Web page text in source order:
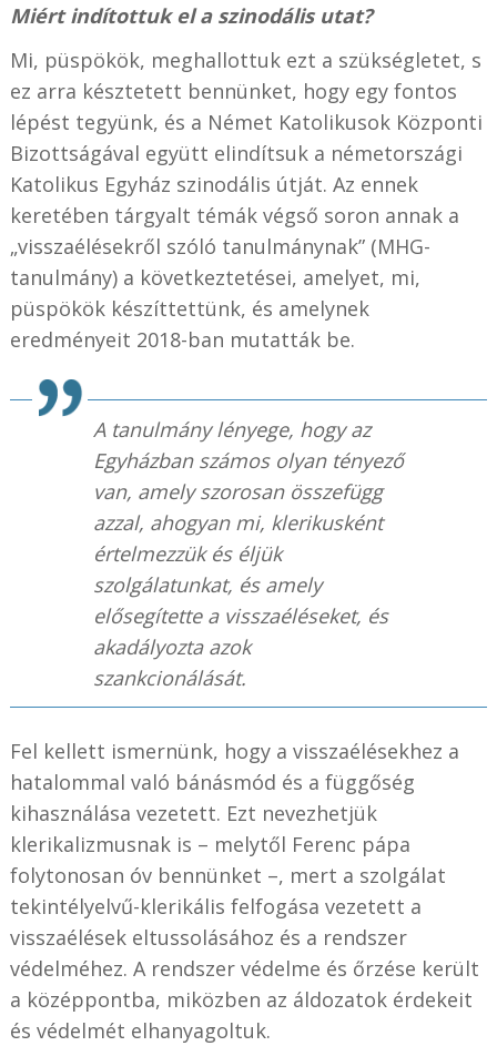
Miért indítottuk el a szinodális utat?
Mi, püspökök, meghallottuk ezt a szükségletet, s
ez arra késztetett bennünket, hogy egy fontos
lépést tegyünk, és a Német Katolikusok Központi
Bizottságával együtt elindítsuk a németországi
Katolikus Egyház szinodális útját. Az ennek
keretében tárgyalt témák végső soron annak a
„visszaélésekről szóló tanulmánynak” (MHG-
tanulmány) a következtetései, amelyet, mi,
püspökök készíttettünk, és amelynek
eredményeit 2018-ban mutatták be.
A tanulmány lényege, hogy az
Egyházban számos olyan tényező
van, amely szorosan összefügg
azzal, ahogyan mi, klerikusként
értelmezzük és éljük
szolgálatunkat, és amely
elősegítette a visszaéléseket, és
akadályozta azok
szankcionálását.
Fel kellett ismernünk, hogy a visszaélésekhez a
hatalommal való bánásmód és a függőség
kihasználása vezetett. Ezt nevezhetjük
klerikalizmusnak is – melytől Ferenc pápa
folytonosan óv bennünket –, mert a szolgálat
tekintélyelvű-klerikális felfogása vezetett a
visszaélések eltussolásához és a rendszer
védelméhez. A rendszer védelme és őrzése került
a középpontba, miközben az áldozatok érdekeit
és védelmét elhanyagoltuk.